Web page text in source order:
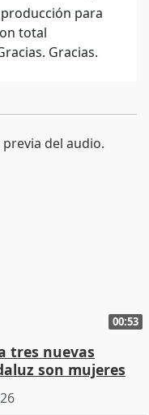
para
total
Gracias.
00:53
tres nuevas
son mujeres